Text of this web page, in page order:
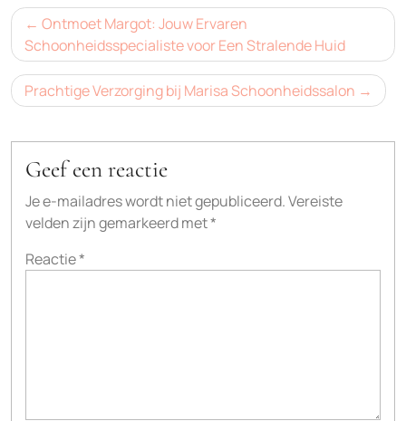
Bericht
navigatie
Ontmoet Margot: Jouw Ervaren
Schoonheidsspecialiste voor Een Stralende Huid
Prachtige Verzorging bij Marisa Schoonheidssalon
Geef een reactie
Je e-mailadres wordt niet gepubliceerd.Vereiste
velden zijn gemarkeerd met*
Reactie*